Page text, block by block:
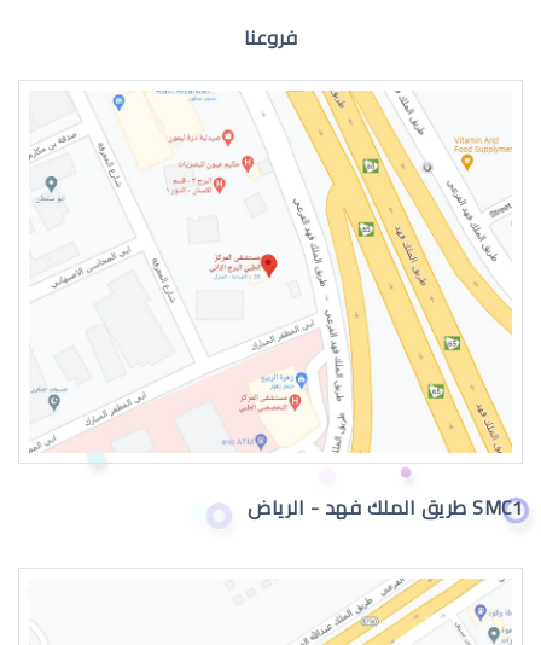
الماء الازرق للعين
اعراض الماء الازرق بالعين
اسباب الماء الازرق بالعين
فروعنا
SMC1 طريق الملك فهد - الرياض